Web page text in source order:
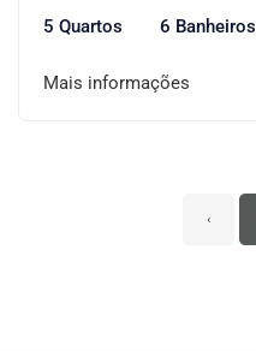
5 Quartos 6 Banheiros
Mais informações
‹